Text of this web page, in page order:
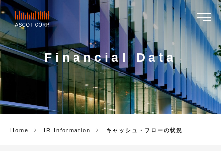
ASCOT
CORP.
Financial Data
Home IR Information キャッシュ・フローの状況